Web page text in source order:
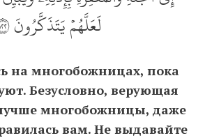
لَعَلَّهُمۡ يَتَذَكَّرُونَ ٢٢١
на многобожницах, пока
Безусловно, верующая
многобожницы, даже
вам. Не выдавайте